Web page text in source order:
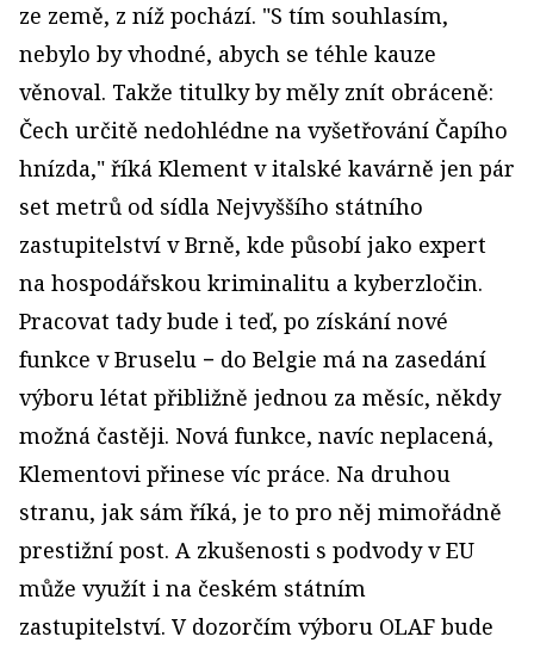
ze země, z níž pochází. "S tím souhlasím,
nebylo by vhodné, abych se téhle kauze
věnoval. Takže titulky by měly znít obráceně:
Čech určitě nedohlédne na vyšetřování Čapího
hnízda," říká Klement v italské kavárně jen pár
set metrů od sídla Nejvyššího státního
zastupitelství v Brně, kde působí jako expert
na hospodářskou kriminalitu a kyberzločin.
Pracovat tady bude i teď, po získání nové
funkce v Bruselu − do Belgie má na zasedání
výboru létat přibližně jednou za měsíc, někdy
možná častěji. Nová funkce, navíc neplacená,
Klementovi přinese víc práce. Na druhou
stranu, jak sám říká, je to pro něj mimořádně
prestižní post. A zkušenosti s podvody v EU
může využít i na českém státním
zastupitelství. V dozorčím výboru OLAF bude